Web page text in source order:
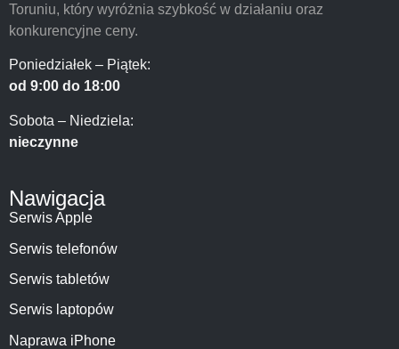
Toruniu, który wyróżnia szybkość w działaniu oraz
konkurencyjne ceny.
Poniedziałek – Piątek:
od 9:00 do 18:00
Sobota – Niedziela:
nieczynne
Nawigacja
Serwis Apple
Serwis telefonów
Serwis tabletów
Serwis laptopów
Naprawa iPhone